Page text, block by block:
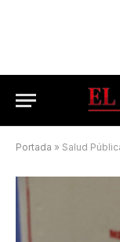
Portada » Salud